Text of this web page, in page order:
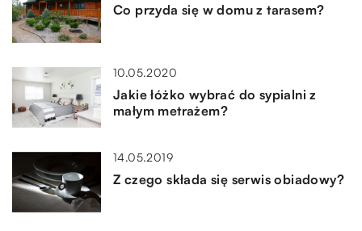
Co przyda się w domu z tarasem?
10.05.2020
Jakie łóżko wybrać do sypialni z
małym metrażem?
14.05.2019
Z czego składa się serwis obiadowy?